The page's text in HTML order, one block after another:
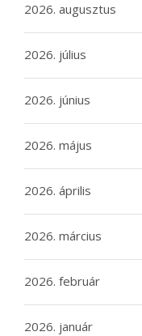
2026. augusztus
2026. július
2026. június
2026. május
2026. április
2026. március
2026. február
2026. január